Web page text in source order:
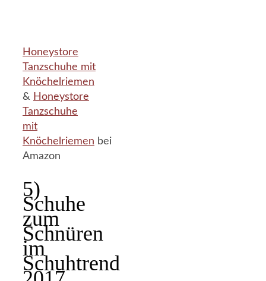
Honeystore
Tanzschuhe mit
Knöchelriemen
& Honeystore
Tanzschuhe
mit
Knöchelriemen bei
Amazon
5)
Schuhe
zum
Schnüren
im
Schuhtrend